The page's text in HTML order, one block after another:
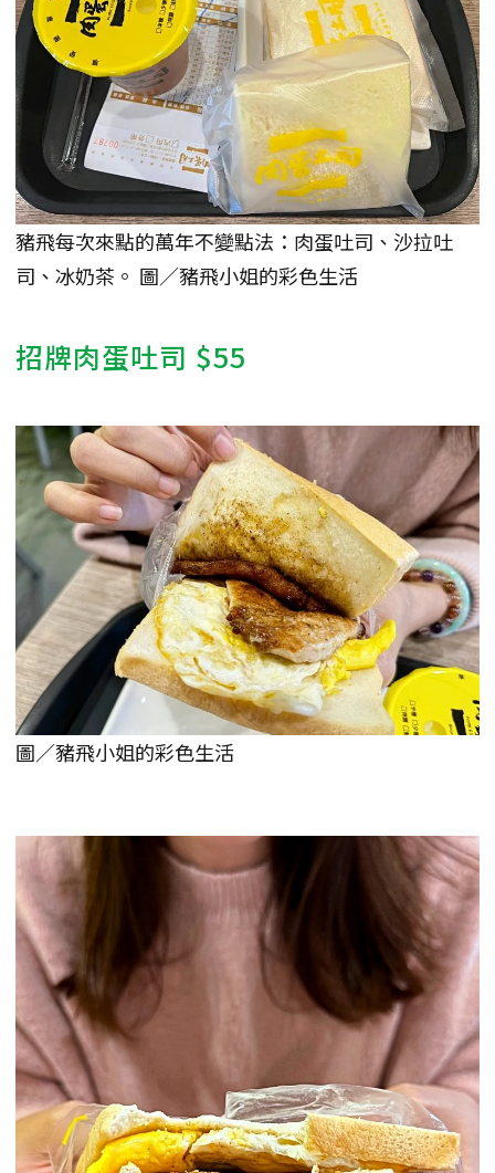
豬飛每次來點的萬年不變點法：肉蛋吐司、沙拉吐
司、冰奶茶。 圖／豬飛小姐的彩色生活
招牌肉蛋吐司 $55
圖／豬飛小姐的彩色生活